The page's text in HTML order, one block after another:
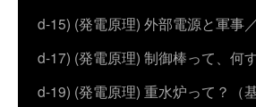
d-15) (発電原理) 外部電源と軍事
d-17) (発電原理) 制御棒って、何
d-19) (発電原理) 重水炉って？（